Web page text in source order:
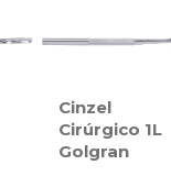
Cinzel
Cirúrgico 1L
Golgran